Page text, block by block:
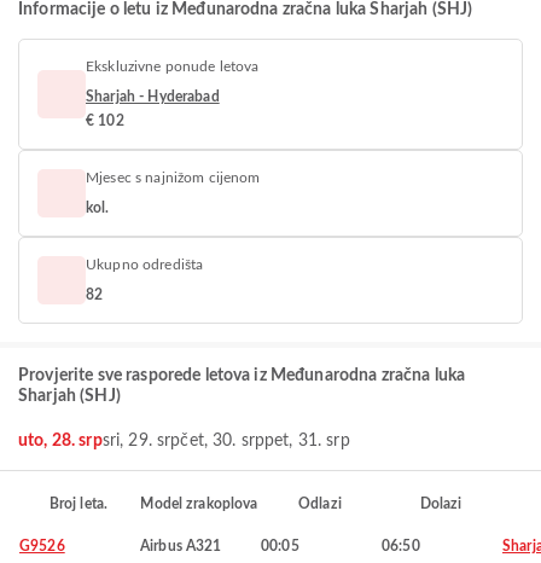
Informacije o letu iz Međunarodna zračna luka Sharjah (SHJ)
Ekskluzivne ponude letova
Sharjah - Hyderabad
€ 102
Mjesec s najnižom cijenom
kol.
Ukupno odredišta
82
Provjerite sve rasporede letova iz Međunarodna zračna luka
Sharjah (SHJ)
uto, 28. srpsri, 29. srpčet, 30. srppet, 31. srp
Broj leta. Model zrakoplova Odlazi Dolazi
G9526 Airbus A321 00:05 06:50